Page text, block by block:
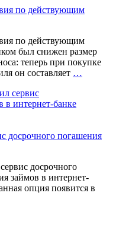
по действующим
по действующим
был снижен размер
теперь при покупке
он составляет …
досрочного погашения
досрочного
займов в интернет-
опция появится в